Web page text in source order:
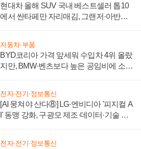
현대차 올해 SUV 국내 베스트셀러 톱10
에서 싼타페만 자리매김, 그랜저·아반떼
자동차·부품
BYD코리아 가격 앞세워 수입차 4위 올랐
지만, BMW·벤츠보다 높은 공임비에 소비
전자·전기·정보통신
[AI 뭉쳐야 산다⑧] LG·엔비디아 '피지컬 A
I' 동맹 강화, 구광모 제조·데이터·기술 결
전자·전기·정보통신